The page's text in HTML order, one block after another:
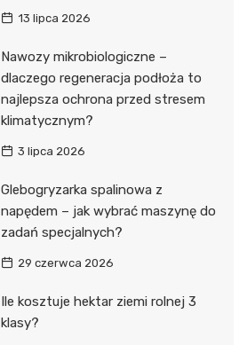
13 lipca 2026
Nawozy mikrobiologiczne –
dlaczego regeneracja podłoża to
najlepsza ochrona przed stresem
klimatycznym?
3 lipca 2026
Glebogryzarka spalinowa z
napędem – jak wybrać maszynę do
zadań specjalnych?
29 czerwca 2026
Ile kosztuje hektar ziemi rolnej 3
klasy?